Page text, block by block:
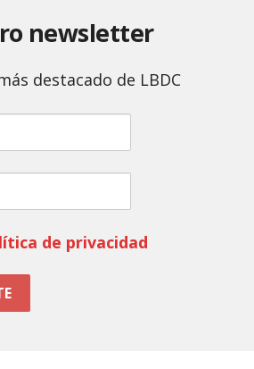
newsletter
destacado de LBDC
de privacidad